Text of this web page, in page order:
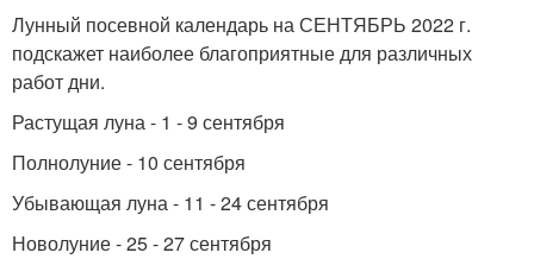
Лунный посевной календарь на СЕНТЯБРЬ 2022 г.
подскажет наиболее благоприятные для различных
работ дни.
Растущая луна - 1 - 9 сентября
Полнолуние - 10 сентября
Убывающая луна - 11 - 24 сентября
Новолуние - 25 - 27 сентября